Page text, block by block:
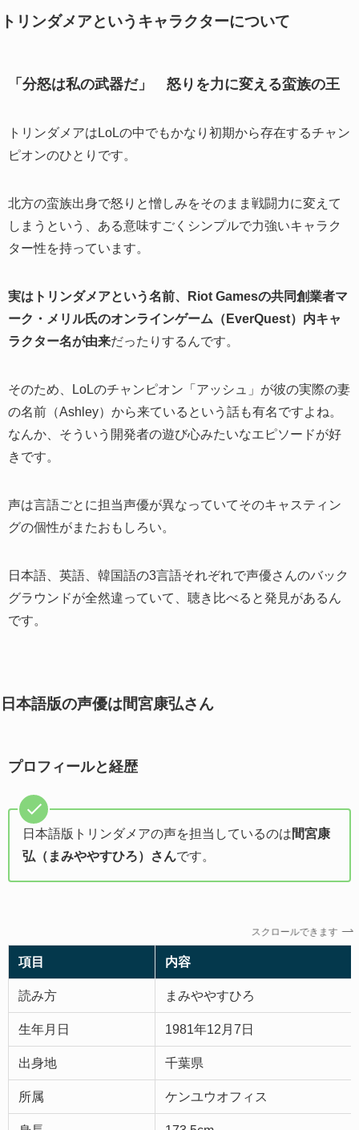
トリンダメアというキャラクターについて
「分怒は私の武器だ」 怒りを力に変える蛮族の王
トリンダメアはLoLの中でもかなり初期から存在するチャン
ピオンのひとりです。
北方の蛮族出身で怒りと憎しみをそのまま戦闘力に変えて
しまうという、ある意味すごくシンプルで力強いキャラク
ター性を持っています。
実はトリンダメアという名前、Riot Gamesの共同創業者マ
ーク・メリル氏のオンラインゲーム（EverQuest）内キャ
ラクター名が由来だったりするんです。
そのため、LoLのチャンピオン「アッシュ」が彼の実際の妻
の名前（Ashley）から来ているという話も有名ですよね。
なんか、そういう開発者の遊び心みたいなエピソードが好
きです。
声は言語ごとに担当声優が異なっていてそのキャスティン
グの個性がまたおもしろい。
日本語、英語、韓国語の3言語それぞれで声優さんのバック
グラウンドが全然違っていて、聴き比べると発見があるん
です。
日本語版の声優は間宮康弘さん
プロフィールと経歴
日本語版トリンダメアの声を担当しているのは間宮康
弘（まみややすひろ）さんです。
スクロールできます
項目 内容
読み方 まみややすひろ
生年月日 1981年12月7日
出身地 千葉県
所属 ケンユウオフィス